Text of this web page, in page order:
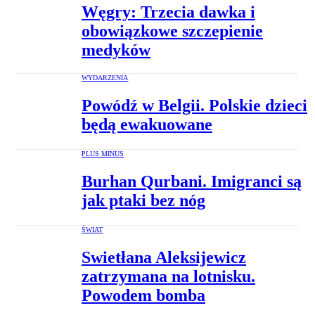
Węgry: Trzecia dawka i
obowiązkowe szczepienie
medyków
WYDARZENIA
Powódź w Belgii. Polskie dzieci
będą ewakuowane
PLUS MINUS
Burhan Qurbani. Imigranci są
jak ptaki bez nóg
ŚWIAT
Swietłana Aleksijewicz
zatrzymana na lotnisku.
Powodem bomba